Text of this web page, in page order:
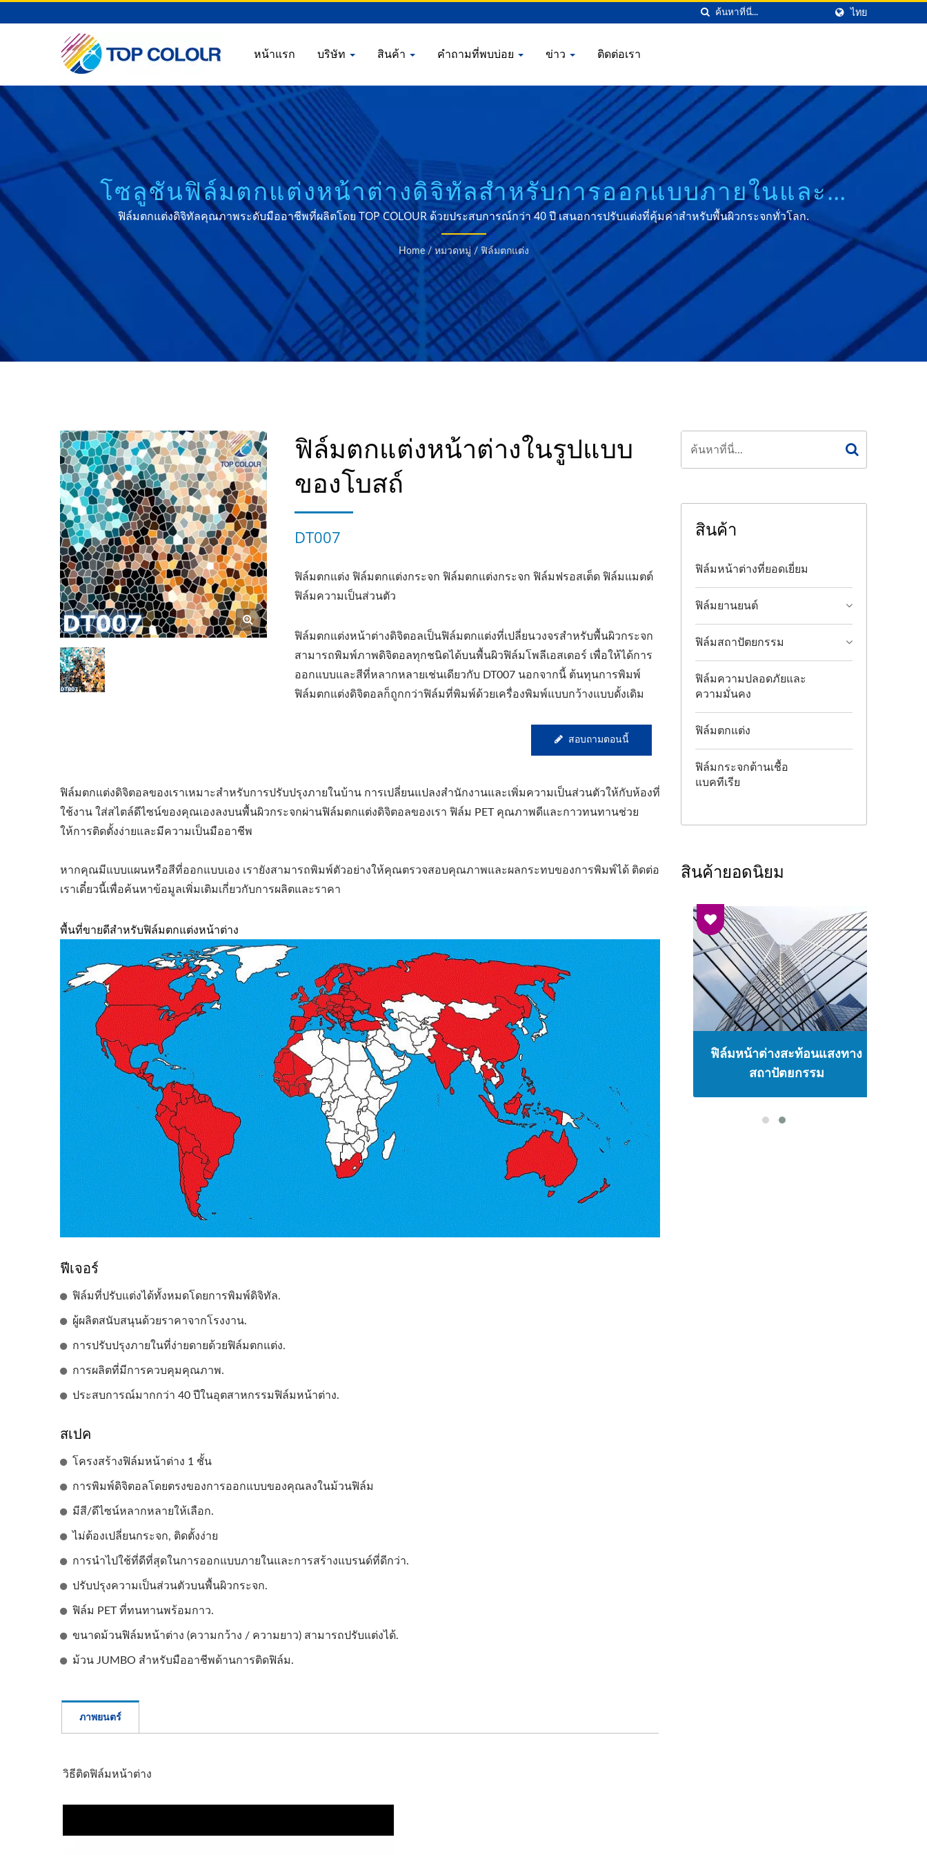
ไทย
หน้าแรก บริษัท สินค้า คำถามที่พบบ่อย ข่าว ติดต่อเรา
โซลูชันฟิล์มตกแต่งหน้าต่างดิจิทัลสำหรับการออกแบบภายในและ
ความเป็นส่วนตัว
ฟิล์มตกแต่งดิจิทัลคุณภาพระดับมืออาชีพที่ผลิตโดย TOP COLOUR ด้วยประสบการณ์กว่า 40 ปี เสนอการปรับแต่งที่คุ้มค่าสำหรับพื้นผิวกระจกทั่วโลก.
Home / หมวดหมู่ / ฟิล์มตกแต่ง
ฟิล์มตกแต่งหน้าต่างในรูปแบบ
ของโบสถ์
DT007
ฟิล์มตกแต่ง ฟิล์มตกแต่งกระจก ฟิล์มตกแต่งกระจก ฟิล์มฟรอสเต็ด ฟิล์มแมตต์
ฟิล์มความเป็นส่วนตัว
ฟิล์มตกแต่งหน้าต่างดิจิตอลเป็นฟิล์มตกแต่งที่เปลี่ยนวงจรสำหรับพื้นผิวกระจก
สามารถพิมพ์ภาพดิจิตอลทุกชนิดได้บนพื้นผิวฟิล์มโพลีเอสเตอร์ เพื่อให้ได้การ
ออกแบบและสีที่หลากหลายเช่นเดียวกับ DT007 นอกจากนี้ ต้นทุนการพิมพ์
ฟิล์มตกแต่งดิจิตอลก็ถูกกว่าฟิล์มที่พิมพ์ด้วยเครื่องพิมพ์แบบกว้างแบบดั้งเดิม
สอบถามตอนนี้
ฟิล์มตกแต่งดิจิตอลของเราเหมาะสำหรับการปรับปรุงภายในบ้าน การเปลี่ยนแปลงสำนักงานและเพิ่มความเป็นส่วนตัวให้กับห้องที่
ใช้งาน ใส่สไตล์ดีไซน์ของคุณเองลงบนพื้นผิวกระจกผ่านฟิล์มตกแต่งดิจิตอลของเรา ฟิล์ม PET คุณภาพดีและกาวทนทานช่วย
ให้การติดตั้งง่ายและมีความเป็นมืออาชีพ
หากคุณมีแบบแผนหรือสีที่ออกแบบเอง เรายังสามารถพิมพ์ตัวอย่างให้คุณตรวจสอบคุณภาพและผลกระทบของการพิมพ์ได้ ติดต่อ
เราเดี๋ยวนี้เพื่อค้นหาข้อมูลเพิ่มเติมเกี่ยวกับการผลิตและราคา
พื้นที่ขายดีสำหรับฟิล์มตกแต่งหน้าต่าง
ฟีเจอร์
ฟิล์มที่ปรับแต่งได้ทั้งหมดโดยการพิมพ์ดิจิทัล.
ผู้ผลิตสนับสนุนด้วยราคาจากโรงงาน.
การปรับปรุงภายในที่ง่ายดายด้วยฟิล์มตกแต่ง.
การผลิตที่มีการควบคุมคุณภาพ.
ประสบการณ์มากกว่า 40 ปีในอุตสาหกรรมฟิล์มหน้าต่าง.
สเปค
โครงสร้างฟิล์มหน้าต่าง 1 ชั้น
การพิมพ์ดิจิตอลโดยตรงของการออกแบบของคุณลงในม้วนฟิล์ม
มีสี/ดีไซน์หลากหลายให้เลือก.
ไม่ต้องเปลี่ยนกระจก, ติดตั้งง่าย
การนำไปใช้ที่ดีที่สุดในการออกแบบภายในและการสร้างแบรนด์ที่ดีกว่า.
ปรับปรุงความเป็นส่วนตัวบนพื้นผิวกระจก.
ฟิล์ม PET ที่ทนทานพร้อมกาว.
ขนาดม้วนฟิล์มหน้าต่าง (ความกว้าง / ความยาว) สามารถปรับแต่งได้.
ม้วน JUMBO สำหรับมืออาชีพด้านการติดฟิล์ม.
ภาพยนตร์
วิธีติดฟิล์มหน้าต่าง
สินค้า
ฟิล์มหน้าต่างที่ยอดเยี่ยม
ฟิล์มยานยนต์
ฟิล์มสถาปัตยกรรม
ฟิล์มความปลอดภัยและ
ความมั่นคง
ฟิล์มตกแต่ง
ฟิล์มกระจกต้านเชื้อ
แบคทีเรีย
สินค้ายอดนิยม
ฟิล์มหน้าต่างเพื่อความ
ปลอดภัยและความมั่นคง
ฟิล์มหน้าต่างสะท้อนแสงทาง
สถาปัตยกรรม
ฟิล์มหน้าต่างเพื่อความ
ปลอดภัยและความมั่นคง
ฟิล์มหน้าต่างสะท้อนแสงทาง
สถาปัตยกรรม